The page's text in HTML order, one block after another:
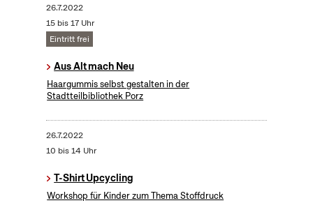
26.7.2022
15 bis 17 Uhr
Eintritt frei
Aus Alt mach Neu
Haargummis selbst gestalten in der
Stadtteilbibliothek Porz
26.7.2022
10 bis 14 Uhr
T-Shirt Upcycling
Workshop für Kinder zum Thema Stoffdruck